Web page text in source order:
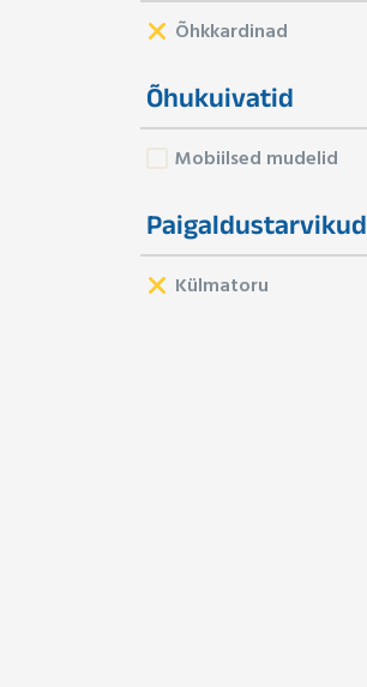
Õhkkardinad
Õhukuivatid
Mobiilsed mudelid
Paigaldustarvikud
Külmatoru